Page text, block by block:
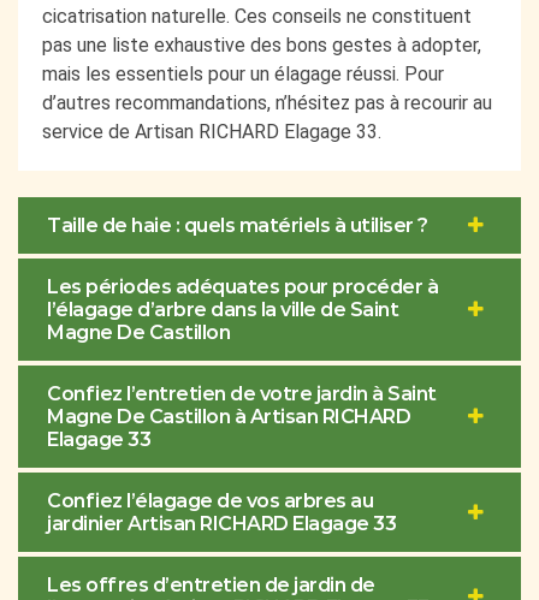
cicatrisation naturelle. Ces conseils ne constituent
pas une liste exhaustive des bons gestes à adopter,
mais les essentiels pour un élagage réussi. Pour
d’autres recommandations, n’hésitez pas à recourir au
service de Artisan RICHARD Elagage 33.
Taille de haie : quels matériels à utiliser ?
Les périodes adéquates pour procéder à
l’élagage d’arbre dans la ville de Saint
Magne De Castillon
Confiez l’entretien de votre jardin à Saint
Magne De Castillon à Artisan RICHARD
Elagage 33
Confiez l’élagage de vos arbres au
jardinier Artisan RICHARD Elagage 33
Les offres d’entretien de jardin de